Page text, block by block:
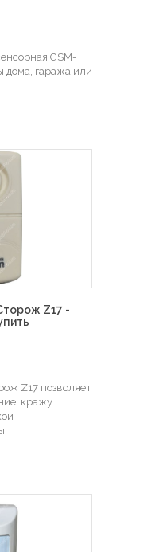
GSM-
дома, гаража или
Z17 -
Z17 позволяет
кражу